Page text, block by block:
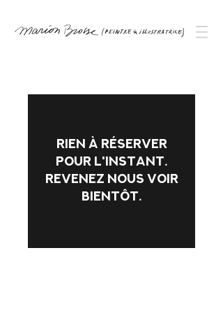
Rien à réserver
pour l'instant.
Revenez nous voir
bientôt.